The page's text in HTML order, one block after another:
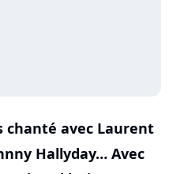
chanté avec Laurent
Hallyday… Avec